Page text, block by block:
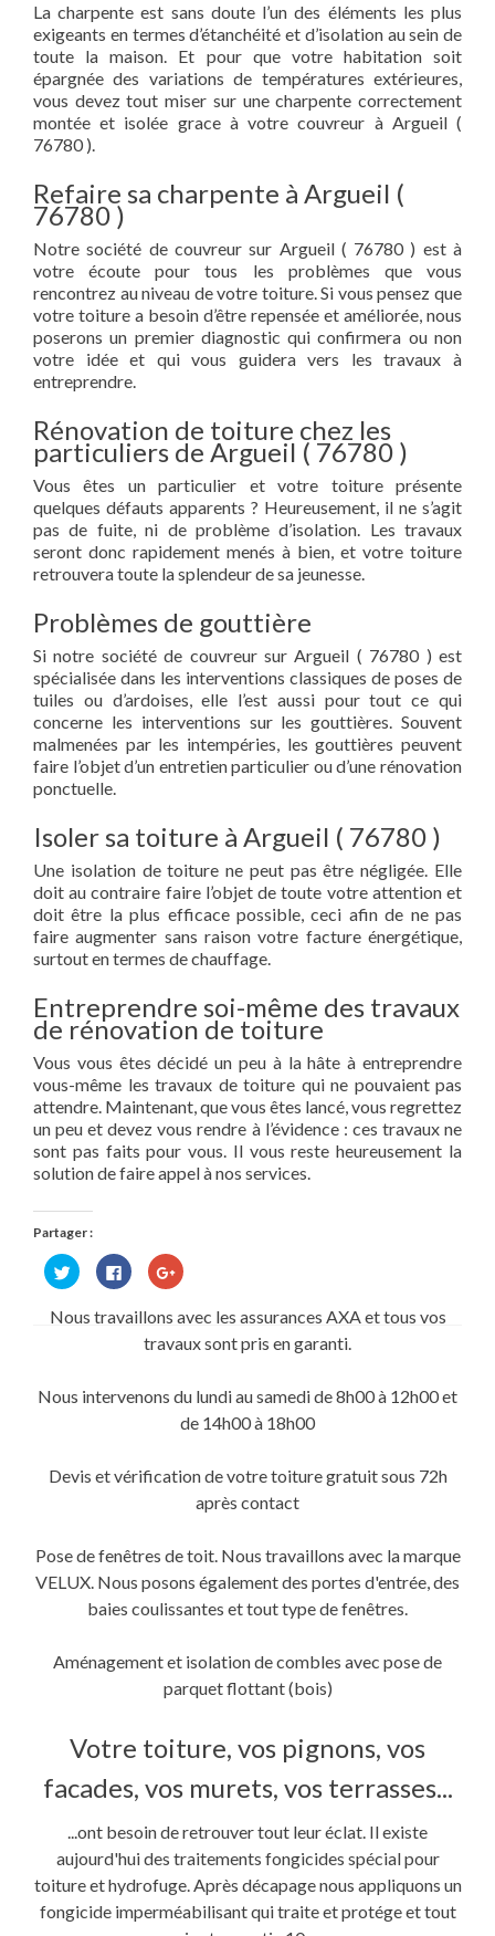
La charpente est sans doute l’un des éléments les plus
exigeants en termes d’étanchéité et d’isolation au sein de
toute la maison. Et pour que votre habitation soit
épargnée des variations de températures extérieures,
vous devez tout miser sur une charpente correctement
montée et isolée grace à votre couvreur à Argueil (
76780 ).
Refaire sa charpente à Argueil (
76780 )
Notre société de couvreur sur Argueil ( 76780 ) est à
votre écoute pour tous les problèmes que vous
rencontrez au niveau de votre toiture. Si vous pensez que
votre toiture a besoin d’être repensée et améliorée, nous
poserons un premier diagnostic qui confirmera ou non
votre idée et qui vous guidera vers les travaux à
entreprendre.
Rénovation de toiture chez les
particuliers de Argueil ( 76780 )
Vous êtes un particulier et votre toiture présente
quelques défauts apparents ? Heureusement, il ne s’agit
pas de fuite, ni de problème d’isolation. Les travaux
seront donc rapidement menés à bien, et votre toiture
retrouvera toute la splendeur de sa jeunesse.
Problèmes de gouttière
Si notre société de couvreur sur Argueil ( 76780 ) est
spécialisée dans les interventions classiques de poses de
tuiles ou d’ardoises, elle l’est aussi pour tout ce qui
concerne les interventions sur les gouttières. Souvent
malmenées par les intempéries, les gouttières peuvent
faire l’objet d’un entretien particulier ou d’une rénovation
ponctuelle.
Isoler sa toiture à Argueil ( 76780 )
Une isolation de toiture ne peut pas être négligée. Elle
doit au contraire faire l’objet de toute votre attention et
doit être la plus efficace possible, ceci afin de ne pas
faire augmenter sans raison votre facture énergétique,
surtout en termes de chauffage.
Entreprendre soi-même des travaux
de rénovation de toiture
Vous vous êtes décidé un peu à la hâte à entreprendre
vous-même les travaux de toiture qui ne pouvaient pas
attendre. Maintenant, que vous êtes lancé, vous regrettez
un peu et devez vous rendre à l’évidence : ces travaux ne
sont pas faits pour vous. Il vous reste heureusement la
solution de faire appel à nos services.
Partager :
Cliquez
pour
partager
Twitter(ouvre
Cliquez
pour
partager
sur
Facebook(ouvre
dans
une
Cliquez
pour
Google+
dans
fenêtre)
Nous travaillons avec les assurances AXA et tous vos
travaux sont pris en garanti.
Nous intervenons du lundi au samedi de 8h00 à 12h00 et
de 14h00 à 18h00
Devis et vérification de votre toiture gratuit sous 72h
après contact
Pose de fenêtres de toit. Nous travaillons avec la marque
VELUX. Nous posons également des portes d'entrée, des
baies coulissantes et tout type de fenêtres.
Aménagement et isolation de combles avec pose de
parquet flottant (bois)
Votre toiture, vos pignons, vos
facades, vos murets, vos terrasses...
...ont besoin de retrouver tout leur éclat. Il existe
aujourd'hui des traitements fongicides spécial pour
toiture et hydrofuge. Après décapage nous appliquons un
fongicide imperméabilisant qui traite et protége et tout